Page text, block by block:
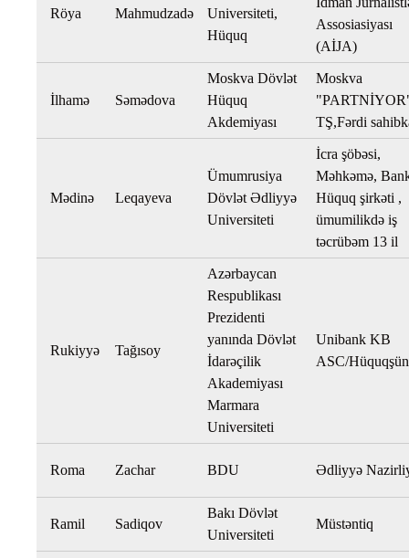
Röya Mahmudzadə
Universiteti,
Hüquq
Assosiasiyası
(AİJA)
İlhamə Səmədova
Moskva Dövlət
Hüquq
Akdemiyası
Moskva
TŞ,Fərdi
Mədinə Leqayeva
Ümumrusiya
Dövlət Ədliyyə
Universiteti
İcra şöbəsi,
Məhkəmə,
Hüquq şirkəti ,
ümumilikdə iş
təcrübəm 13 il
Rukiyyə Tağısoy
Azərbaycan
Respublikası
Prezidenti
yanında Dövlət
İdarəçilik
Akademiyası
Marmara
Universiteti
Unibank KB
ASC/
Roma Zachar BDU Ədliyyə
Ramil Sadiqov
Bakı Dövlət
Universiteti
Müstəntiq